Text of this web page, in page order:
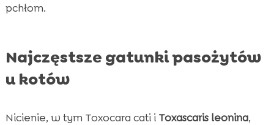
pchłom.
Najczęstsze gatunki pasożytów
u kotów
Nicienie, w tym Toxocara cati i Toxascaris leonina,